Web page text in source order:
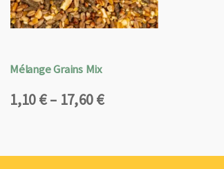
Mélange Grains Mix
1,10€– 17,60€
Plage
1,10 €